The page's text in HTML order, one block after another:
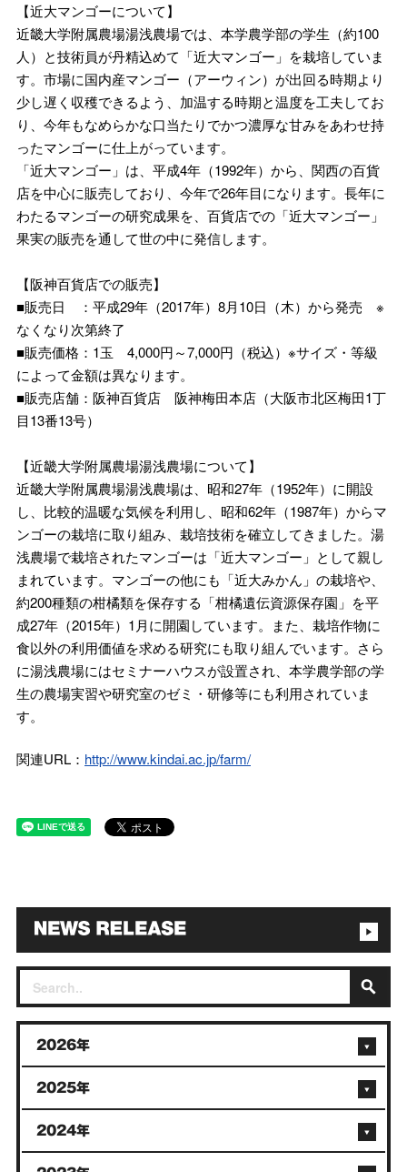
【近大マンゴーについて】
近畿大学附属農場湯浅農場では、本学農学部の学生（約100
人）と技術員が丹精込めて「近大マンゴー」を栽培していま
す。市場に国内産マンゴー（アーウィン）が出回る時期より
少し遅く収穫できるよう、加温する時期と温度を工夫してお
り、今年もなめらかな口当たりでかつ濃厚な甘みをあわせ持
ったマンゴーに仕上がっています。
「近大マンゴー」は、平成4年（1992年）から、関西の百貨
店を中心に販売しており、今年で26年目になります。長年に
わたるマンゴーの研究成果を、百貨店での「近大マンゴー」
果実の販売を通して世の中に発信します。
【阪神百貨店での販売】
■販売日 ：平成29年（2017年）8月10日（木）から発売 ※
なくなり次第終了
■販売価格：1玉 4,000円～7,000円（税込）※サイズ・等級
によって金額は異なります。
■販売店舗：阪神百貨店 阪神梅田本店（大阪市北区梅田1丁
目13番13号）
【近畿大学附属農場湯浅農場について】
近畿大学附属農場湯浅農場は、昭和27年（1952年）に開設
し、比較的温暖な気候を利用し、昭和62年（1987年）からマ
ンゴーの栽培に取り組み、栽培技術を確立してきました。湯
浅農場で栽培されたマンゴーは「近大マンゴー」として親し
まれています。マンゴーの他にも「近大みかん」の栽培や、
約200種類の柑橘類を保存する「柑橘遺伝資源保存園」を平
成27年（2015年）1月に開園しています。また、栽培作物に
食以外の利用価値を求める研究にも取り組んでいます。さら
に湯浅農場にはセミナーハウスが設置され、本学農学部の学
生の農場実習や研究室のゼミ・研修等にも利用されていま
す。
関連URL： http://www.kindai.ac.jp/farm/
2026年
2025年
2024年